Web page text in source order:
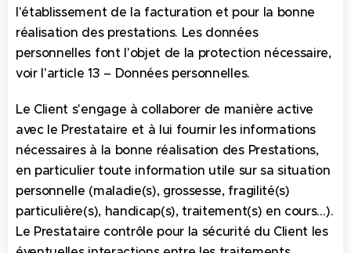
l'établissement de la facturation et pour la bonne
réalisation des prestations. Les données
personnelles font l'objet de la protection nécessaire,
voir l'article 13 – Données personnelles.
Le Client s'engage à collaborer de manière active
avec le Prestataire et à lui fournir les informations
nécessaires à la bonne réalisation des Prestations,
en particulier toute information utile sur sa situation
personnelle (maladie(s), grossesse, fragilité(s)
particulière(s), handicap(s), traitement(s) en cours…).
Le Prestataire contrôle pour la sécurité du Client les